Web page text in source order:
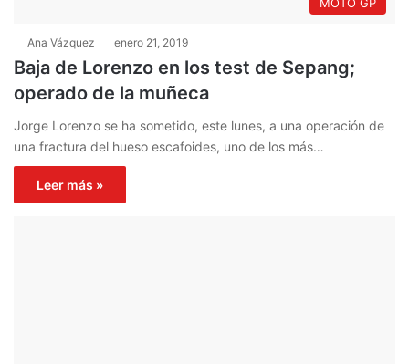
MOTO GP
Ana Vázquez enero 21, 2019
Baja de Lorenzo en los test de Sepang;
operado de la muñeca
Jorge Lorenzo se ha sometido, este lunes, a una operación de
una fractura del hueso escafoides, uno de los más…
Leer más »